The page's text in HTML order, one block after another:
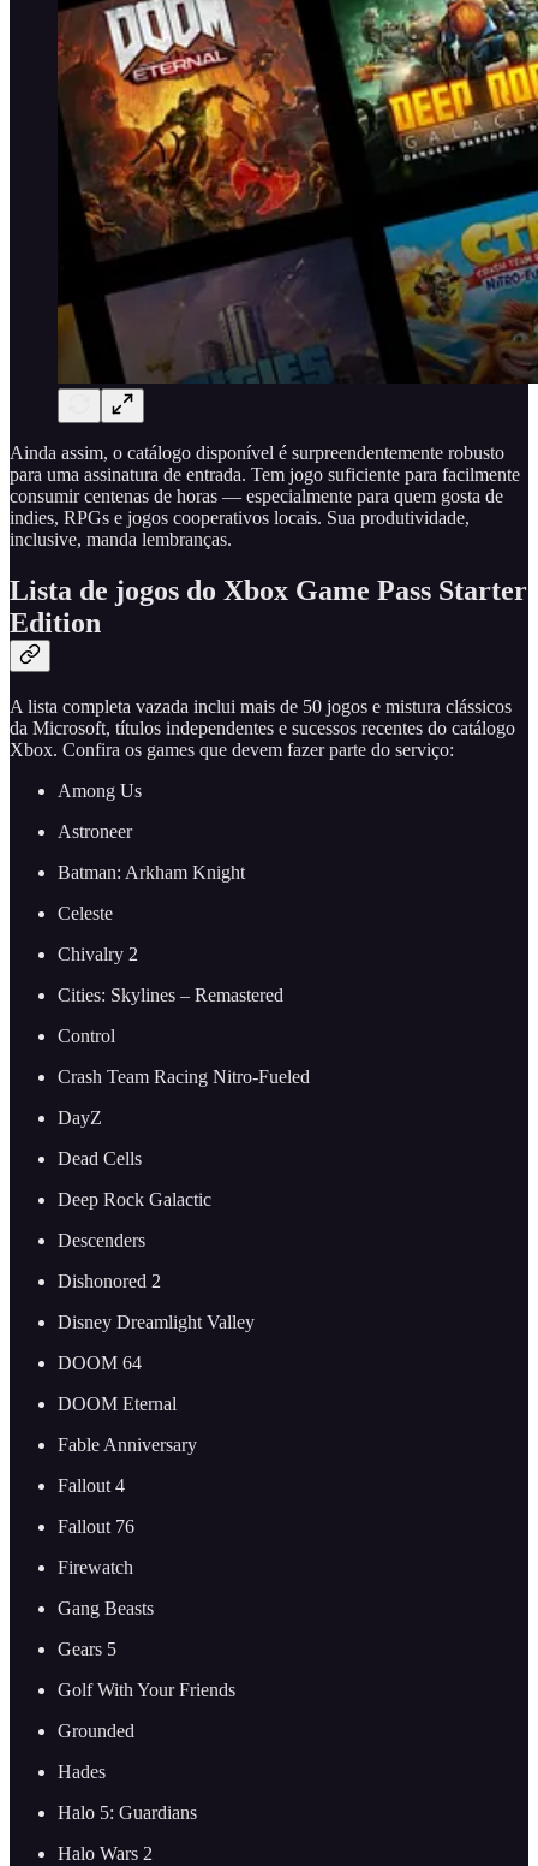
Ainda assim, o catálogo disponível é surpreendentemente robusto
para uma assinatura de entrada. Tem jogo suficiente para facilmente
consumir centenas de horas — especialmente para quem gosta de
indies, RPGs e jogos cooperativos locais. Sua produtividade,
inclusive, manda lembranças.
Lista de jogos do Xbox Game Pass Starter
Edition
A lista completa vazada inclui mais de 50 jogos e mistura clássicos
da Microsoft, títulos independentes e sucessos recentes do catálogo
Xbox. Confira os games que devem fazer parte do serviço:
Among Us
Astroneer
Batman: Arkham Knight
Celeste
Chivalry 2
Cities: Skylines – Remastered
Control
Crash Team Racing Nitro-Fueled
DayZ
Dead Cells
Deep Rock Galactic
Descenders
Dishonored 2
Disney Dreamlight Valley
DOOM 64
DOOM Eternal
Fable Anniversary
Fallout 4
Fallout 76
Firewatch
Gang Beasts
Gears 5
Golf With Your Friends
Grounded
Hades
Halo 5: Guardians
Halo Wars 2